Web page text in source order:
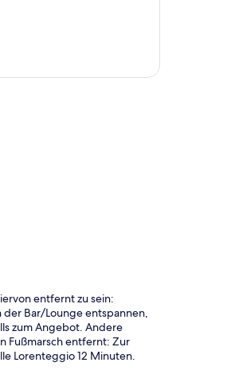
entfernt zu sein:
Bar/Lounge entspannen,
zum Angebot. Andere
Fußmarsch entfernt: Zur
Lorenteggio 12 Minuten.